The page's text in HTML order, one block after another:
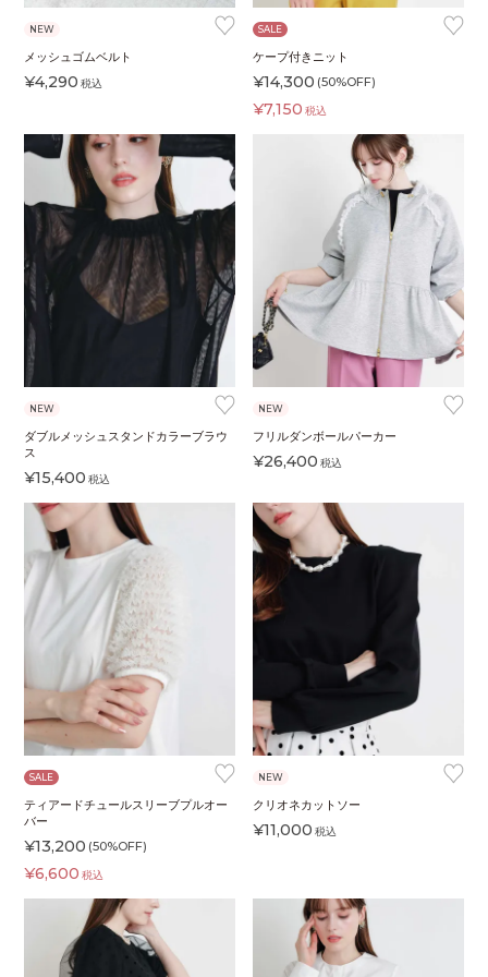
♥
NEW
メッシュゴムベルト
¥4,290 税込
♥
SALE
ケープ付きニット
¥14,300 (50%OFF)
¥7,150 税込
♥
NEW
ダブルメッシュスタンドカラーブラウ
ス
¥15,400 税込
♥
NEW
フリルダンボールパーカー
¥26,400 税込
♥
SALE
ティアードチュールスリーブプルオー
バー
¥13,200 (50%OFF)
¥6,600 税込
♥
NEW
クリオネカットソー
¥11,000 税込